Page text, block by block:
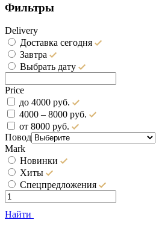
Фильтры
Delivery
Доставка сегодня
Завтра
Выбрать дату
Price
до 4000 руб.
4000 – 8000 руб.
от 8000 руб.
Повод
Mark
Новинки
Хиты
Спецпредложения
Найти